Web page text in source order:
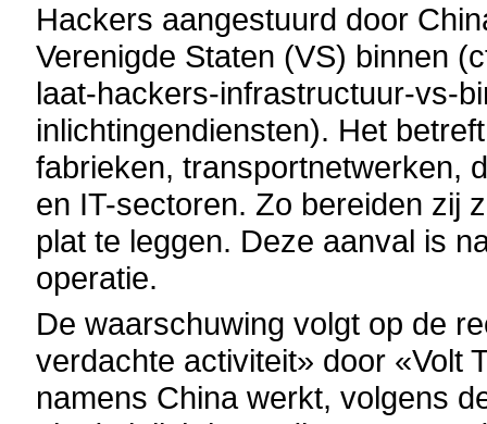
Hackers aangestuurd door
Verenigde Staten (VS) binnen
laat-hackers-infrastructuur-vs-
inlichtingendiensten). Het
fabrieken, transportnetwerken,
en IT-sectoren. Zo bereiden zij
plat te leggen. Deze aanval is
operatie.
De waarschuwing volgt op de
verdachte activiteit» door «Volt
namens China werkt, volgens